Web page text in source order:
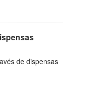
de dispensas